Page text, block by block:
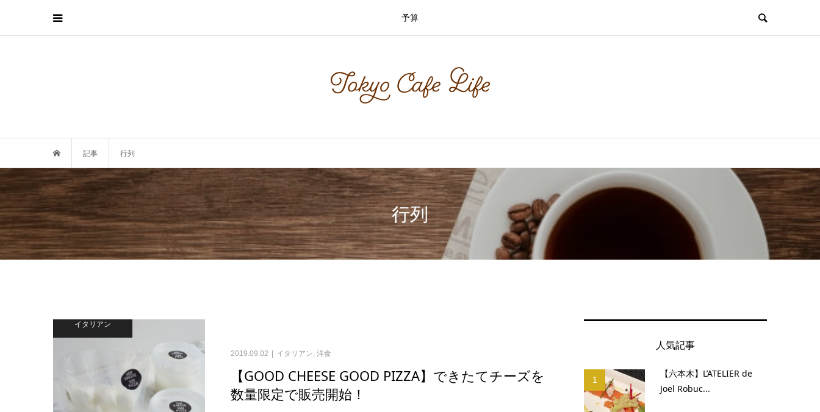
予算
記事 行列
行列
イタリアン
2019.09.02 イタリアン,洋食
【GOOD CHEESE GOOD PIZZA】できたてチーズを
数量限定で販売開始！
人気記事
1
【六本木】L’ATELIER de
Joel Robuc...